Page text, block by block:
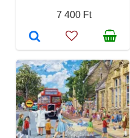
7 400 Ft